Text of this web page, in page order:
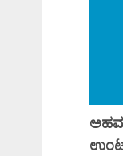
ಅ